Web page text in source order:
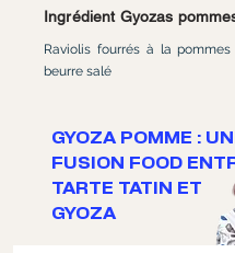
Ingrédient Gyozas
Raviolis fourrés à la
beurre salé
GYOZA POMME :
FUSION FOOD
TARTE TATIN ET
GYOZA